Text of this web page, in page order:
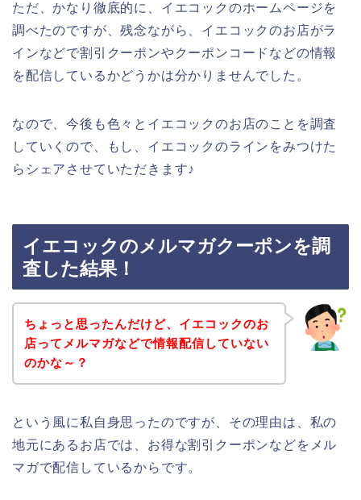
ただ、かなり徹底的に、イエコックのホームページを
調べたのですが、残念ながら、イエコックのお店がラ
インなどで割引クーポンやクーポンコードなどの情報
を配信しているかどうかは分かりませんでした。
なので、今後も色々とイエコックのお店のことを調査
していくので、もし、イエコックのラインをみつけた
らシェアさせていただきます♪
イエコックのメルマガクーポンを調
査した結果！
ちょっと思ったんだけど、イエコックのお
店ってメルマガなどで情報配信していない
のかな～？
という風に私自身思ったのですが、その理由は、私の
地元にあるお店では、お得な割引クーポンなどをメル
マガで配信しているからです。